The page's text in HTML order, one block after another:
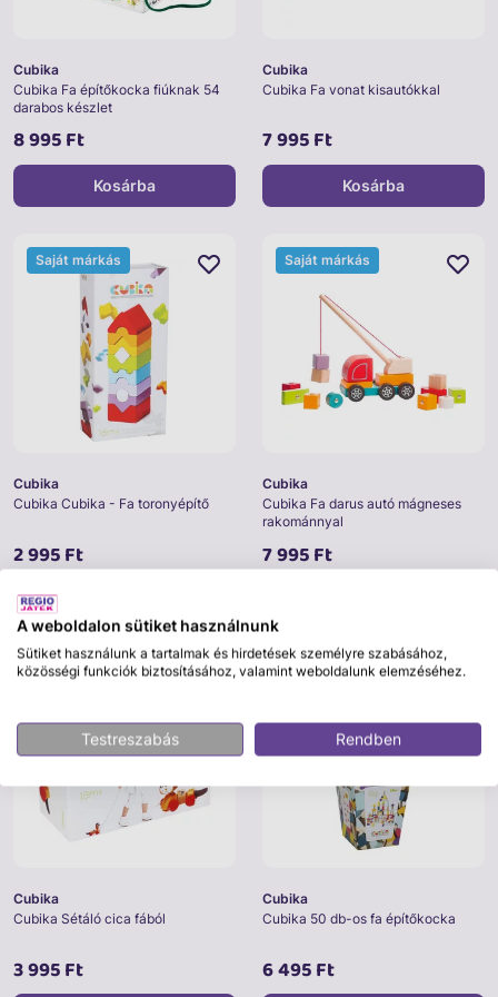
Cubika
Cubika Fa építőkocka fiúknak 54
darabos készlet
8 995 Ft
Kosárba
Cubika
Cubika Fa vonat kisautókkal
7 995 Ft
Kosárba
Cubika
Cubika Cubika - Fa toronyépítő
2 995 Ft
Saját márkás
Cubika
Cubika Fa darus autó mágneses
rakománnyal
7 995 Ft
Saját márkás
Cubika
Cubika Sétáló cica fából
3 995 Ft
Saját márkás
Cubika
Cubika 50 db-os fa építőkocka
6 495 Ft
Saját márkás
A weboldalon sütiket használnunk
Sütiket használunk a tartalmak és hirdetések személyre szabásához,
közösségi funkciók biztosításához, valamint weboldalunk elemzéséhez.
Testreszabás Rendben